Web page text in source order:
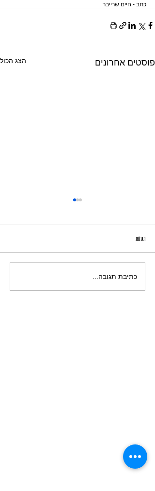
כתב - חיים שרייבר
פוסטים אחרונים הצג הכול
תגובות
כתיבת תגובה...